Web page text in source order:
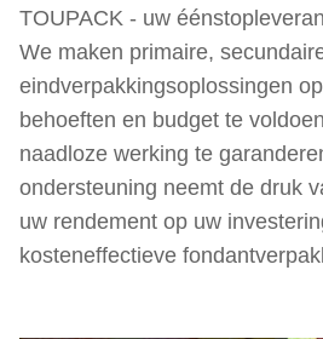
TOUPACK - uw
We maken primaire,
eindverpakkingsoplossingen
behoeften en budget te
naadloze werking te
ondersteuning neemt de druk
uw rendement op uw
kosteneffectieve